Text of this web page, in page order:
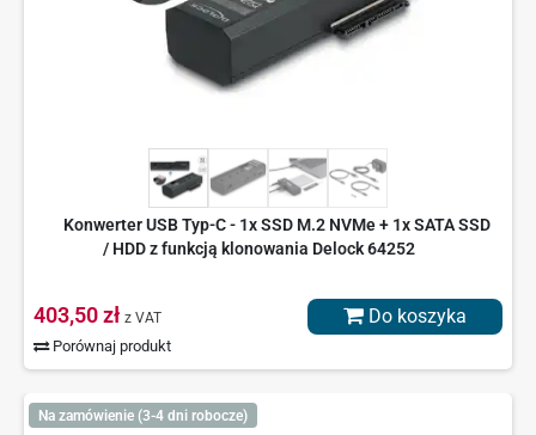
Konwerter USB Typ-C - 1x SSD M.2 NVMe + 1x SATA SSD
/ HDD z funkcją klonowania Delock 64252
403,50 zł z VAT
Porównaj produkt
Do koszyka
Na zamówienie (3-4 dni robocze)